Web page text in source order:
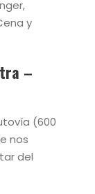
y
–
(600
nos
del